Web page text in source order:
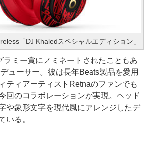
「DJ Khaledスペシャルエディション」
ラミー賞にノミネートされたこともあ
ューサー。彼は長年Beats製品を愛用
ティアーティストRetnaのファンでも
回のコラボレーションが実現。ヘッド
や象形文字を現代風にアレンジしたデ
いる。